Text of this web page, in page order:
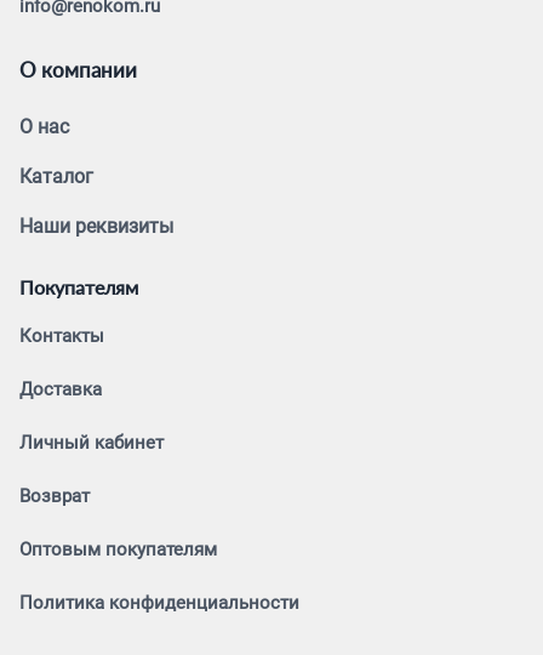
info@renokom.ru
О компании
О нас
Каталог
Наши реквизиты
Покупателям
Контакты
Доставка
Личный кабинет
Возврат
Оптовым покупателям
Политика конфиденциальности